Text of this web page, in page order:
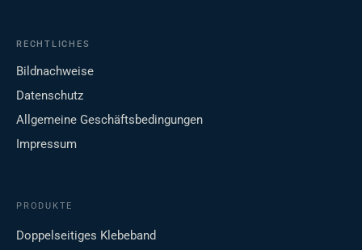
RECHTLICHES
Bildnachweise
Datenschutz
Allgemeine Geschäftsbedingungen
Impressum
PRODUKTE
Doppelseitiges Klebeband